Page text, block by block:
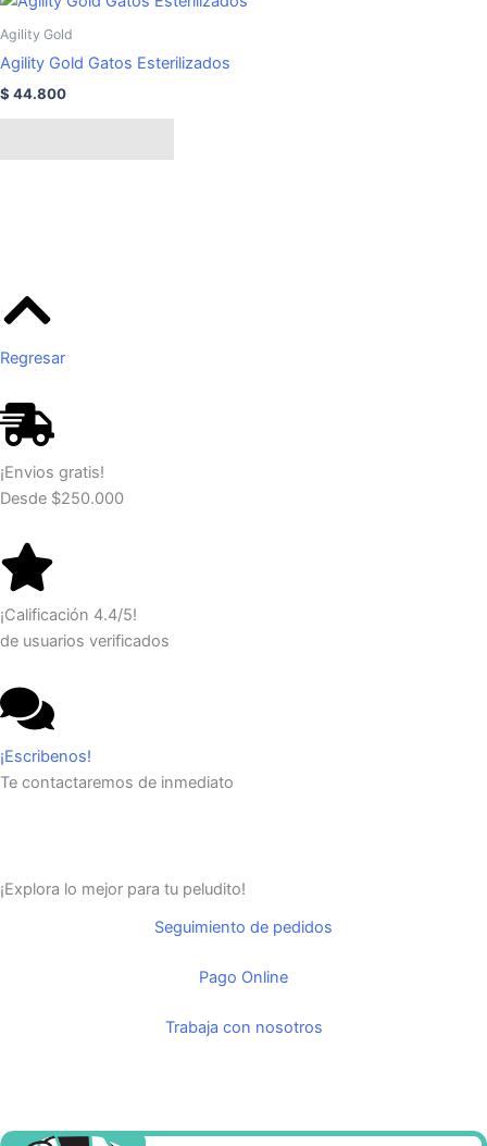
elegir
en
la
página
de
Agility Gold
Agility Gold Gatos Esterilizados
$ 44.800
Regresar
¡Envios gratis!
Desde $250.000
¡Calificación 4.4/5!
de usuarios verificados
¡Escribenos!
Te contactaremos de inmediato
¡Explora lo mejor para tu peludito!
Seguimiento de pedidos
Pago Online
Trabaja con nosotros